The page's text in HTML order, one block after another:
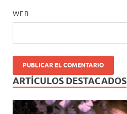
WEB
ARTÍCULOS DESTACADOS